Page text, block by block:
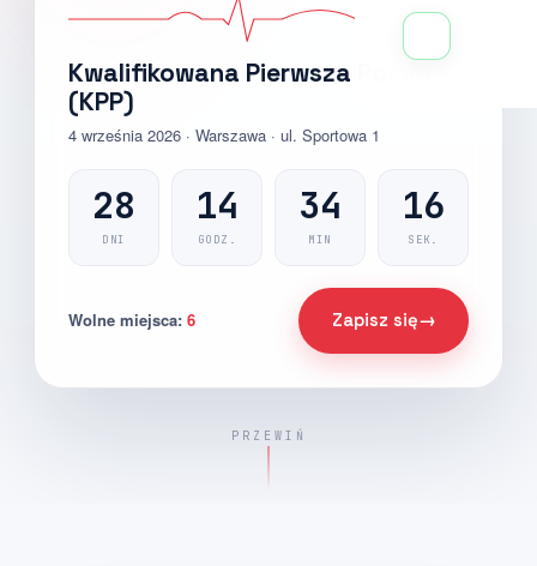
Kwalifikowana Pierwsza Pomoc
(KPP)
4 września 2026 · Warszawa · ul. Sportowa 1
28
DNI
14
GODZ.
34
MIN
14
SEK.
Wolne miejsca: 6 Zapisz się→
PRZEWIŃ